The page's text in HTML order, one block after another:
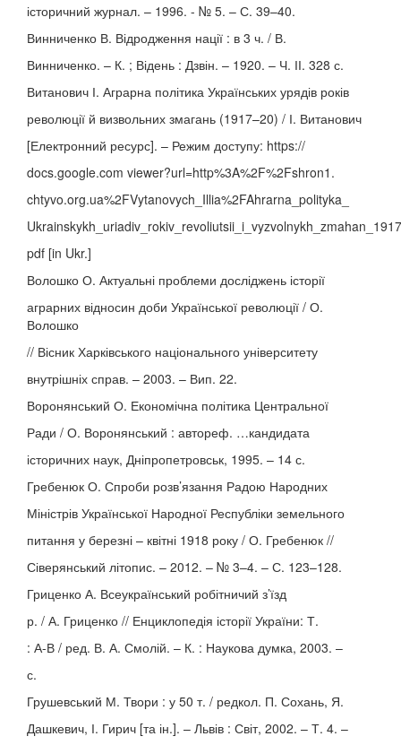
історичний журнал. – 1996. - № 5. – С. 39–40.
Винниченко В. Відродження нації : в 3 ч. / В.
Винниченко. – К. ; Відень : Дзвін. – 1920. – Ч. ІІ. 328 с.
Витанович І. Аграрна політика Українських урядів років
революції й визвольних змагань (1917–20) / І. Витанович
[Електронний ресурс]. – Режим доступу: https://
docs.google.com viewer?url=http%3A%2F%2Fshron1.
chtyvo.org.ua%2FVytanovych_Illia%2FAhrarna_polityka_
pdf [in Ukr.]
Волошко О. Актуальні проблеми досліджень історії
аграрних відносин доби Української революції / О.
Волошко
// Вісник Харківського національного університету
внутрішніх справ. – 2003. – Вип. 22.
Воронянський О. Економічна політика Центральної
Ради / О. Воронянський : автореф. …кандидата
історичних наук, Дніпропетровськ, 1995. – 14 с.
Гребенюк О. Спроби розв’язання Радою Народних
Міністрів Української Народної Республіки земельного
питання у березні – квітні 1918 року / О. Гребенюк //
Сіверянський літопис. – 2012. – № 3–4. – С. 123–128.
Гриценко А. Всеукраїнський робітничий з’їзд
р. / А. Гриценко // Енциклопедія історії України: Т.
: А-В / ред. В. А. Смолій. – К. : Наукова думка, 2003. –
с.
Грушевський М. Твори : у 50 т. / редкол. П. Сохань, Я.
Дашкевич, І. Гирич [та ін.]. – Львів : Світ, 2002. – Т. 4. –